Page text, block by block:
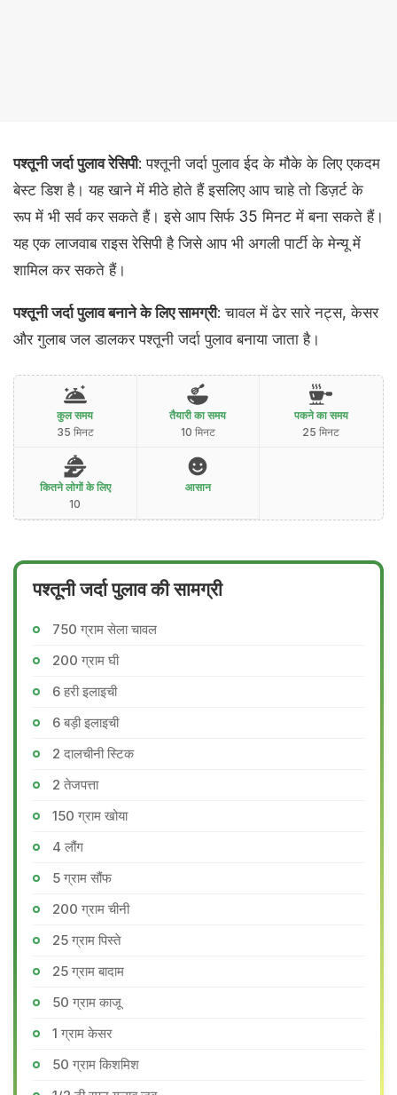
पश्तूनी जर्दा पुलाव रेसिपी: पश्तूनी जर्दा पुलाव ईद के मौके के लिए एकदम
बेस्ट डिश है। यह खाने में मीठे होते हैं इसलिए आप चाहे तो डिज़र्ट के
रूप में भी सर्व कर सकते हैं। इसे आप सिर्फ 35 मिनट में बना सकते हैं।
यह एक लाजवाब राइस रेसिपी है जिसे आप भी अगली पार्टी के मेन्यू में
शामिल कर सकते हैं।
पश्तूनी जर्दा पुलाव बनाने के लिए सामग्री: चावल में ढेर सारे नट्स, केसर
और गुलाब जल डालकर पश्तूनी जर्दा पुलाव बनाया जाता है।
कुल समय
35 मिनट
तैयारी का समय
10 मिनट
पकने का समय
25 मिनट
कितने लोगों के लिए
10
आसान
पश्तूनी जर्दा पुलाव की सामग्री
750 ग्राम सेला चावल
200 ग्राम घी
6 हरी इलाइची
6 बड़ी इलाइची
2 दालचीनी स्टिक
2 तेजपत्ता
150 ग्राम खोया
4 लौंग
5 ग्राम सौंफ
200 ग्राम चीनी
25 ग्राम पिस्ते
25 ग्राम बादाम
50 ग्राम काजू
1 ग्राम केसर
50 ग्राम किशमिश